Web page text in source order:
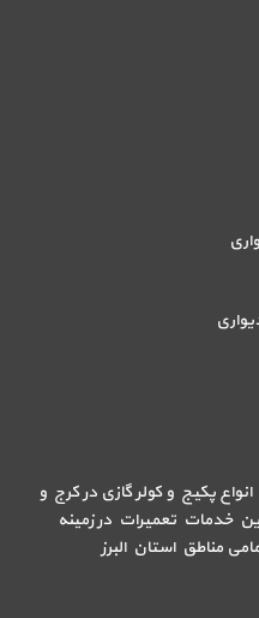
پکیج و کولر گازی در کرج و
خدمات تعمیرات در زمینه
مناطق استان البرز